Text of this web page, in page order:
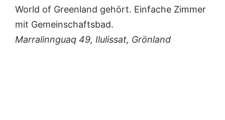
World of Greenland gehört. Einfache Zimmer
mit Gemeinschaftsbad.
Marralinnguaq 49, Ilulissat, Grönland